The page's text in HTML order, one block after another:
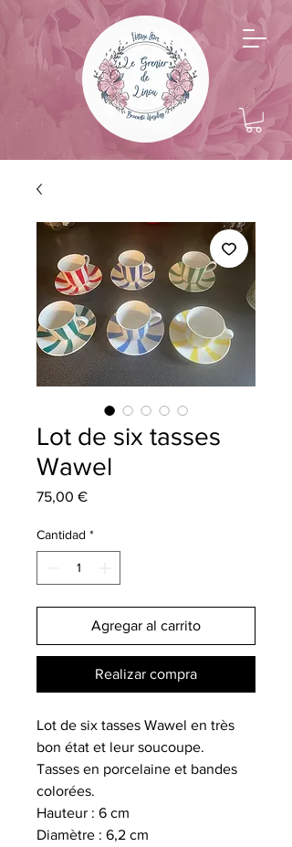
Lot de six tasses
Wawel
75,00 €Precio
Cantidad *
Agregar al carrito
Realizar compra
Lot de six tasses Wawel en très
bon état et leur soucoupe.
Tasses en porcelaine et bandes
colorées.
Hauteur : 6 cm
Diamètre : 6,2 cm